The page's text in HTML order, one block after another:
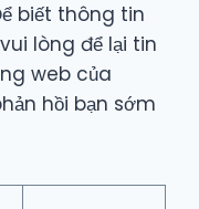
biết thông tin
lòng để lại tin
web của
hồi bạn sớm